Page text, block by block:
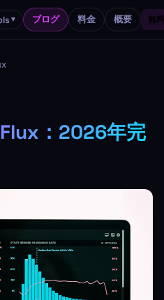
▼ ブログ 料金 概要 無
：2026年完